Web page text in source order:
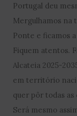
Portugal deu
Mergulhamos na
Ponte e ficamos
Fiquem atentos.
Alcateia 2025-
em território
quer pôr todas as
Será mesmo